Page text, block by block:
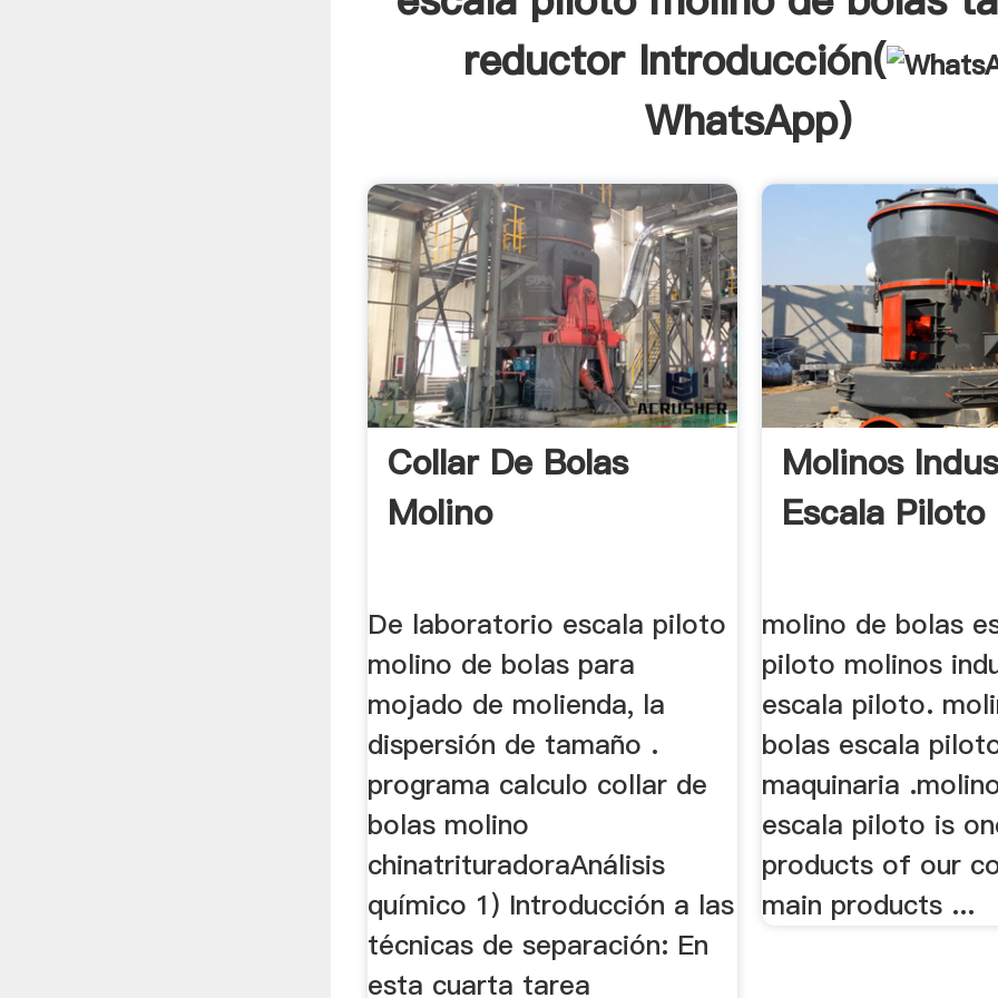
reductor Introducción(
WhatsApp)
Collar De Bolas
Molino
De laboratorio escala piloto
molino de bolas para
mojado de molienda, la
dispersión de tamaño .
programa calculo collar de
bolas molino
chinatrituradoraAnálisis
químico 1) Introducción a las
técnicas de separación: En
esta cuarta tarea
Molinos
Escala Piloto
molino de bolas
piloto molinos
escala piloto.
bolas escala
maquinaria
escala piloto is
products of our
main products ...